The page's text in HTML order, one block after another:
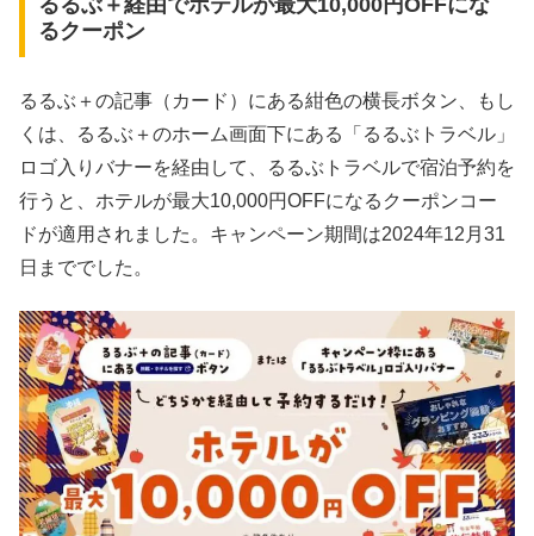
るるぶ＋経由でホテルが最大10,000円OFFにな
るクーポン
るるぶ＋の記事（カード）にある紺色の横長ボタン、もし
くは、るるぶ＋のホーム画面下にある「るるぶトラベル」
ロゴ入りバナーを経由して、るるぶトラベルで宿泊予約を
行うと、ホテルが最大10,000円OFFになるクーポンコー
ドが適用されました。キャンペーン期間は2024年12月31
日まででした。